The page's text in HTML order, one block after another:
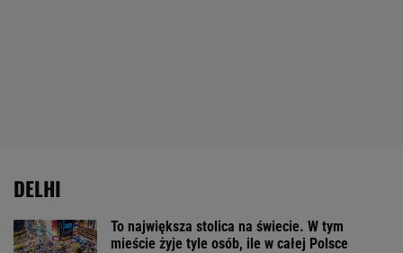
DELHI
To największa stolica na świecie. W tym
mieście żyje tyle osób, ile w całej Polsce